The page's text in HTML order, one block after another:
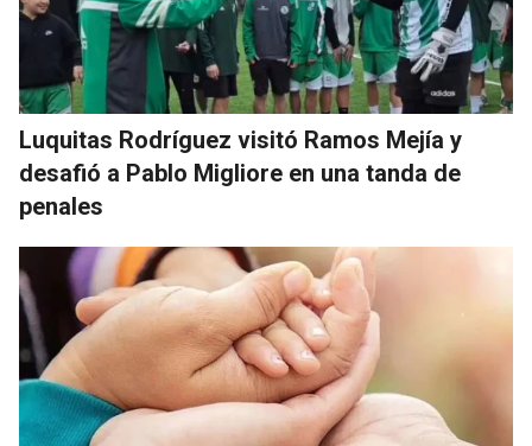
Luquitas Rodríguez visitó Ramos Mejía y
desafió a Pablo Migliore en una tanda de
penales